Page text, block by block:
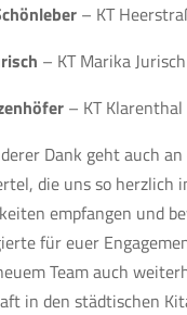
– KT
– KT Marika
– KT Klarenthal
Dank geht auch
die uns so herzlich
empfangen und
für euer
Team auch
in den städtischen